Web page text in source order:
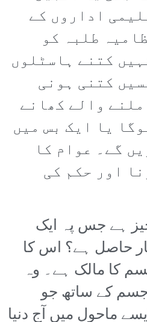
اداروں کے
طلبہ کو
کتنے ہاسٹلوں
کتنی ہونی
والے کھانے
یا ایک بس میں
گے۔ عوام کا
اور حکم کی
ہے جس پہ ایک
حاصل ہے؟ اس کا
کا مالک ہے۔ وہ
جسم کے ساتھ جو
ماحول میں آج دنیا